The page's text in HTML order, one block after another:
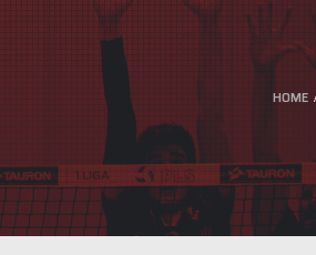
HOME